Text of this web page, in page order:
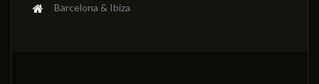
Barcelona & Ibiza